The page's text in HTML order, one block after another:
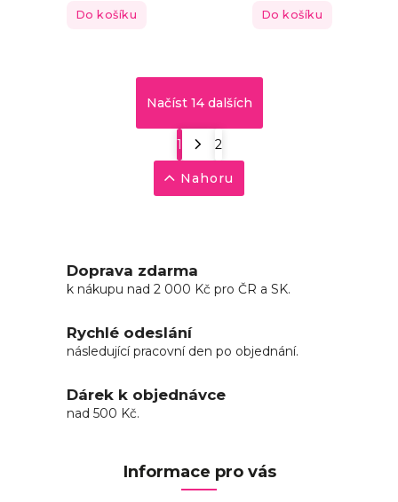
Do košíku Do košíku
Načíst 14 dalších
1 2
Nahoru
Doprava zdarma
k nákupu nad 2 000 Kč pro ČR a SK.
Rychlé odeslání
následující pracovní den po objednání.
Dárek k objednávce
nad 500 Kč.
Informace pro vás